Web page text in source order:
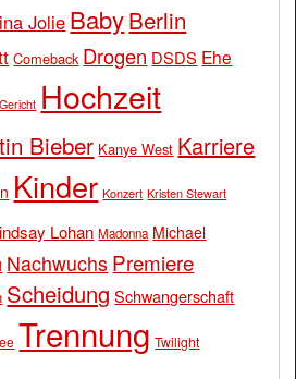
Jolie BabyBerlin
Comeback Drogen DSDS Ehe
Gericht Hochzeit
Bieber Kanye West Karriere
Kinder Konzert Kristen Stewart
Lohan Madonna Michael
Nachwuchs Premiere
Scheidung Schwangerschaft
Trennung Twilight